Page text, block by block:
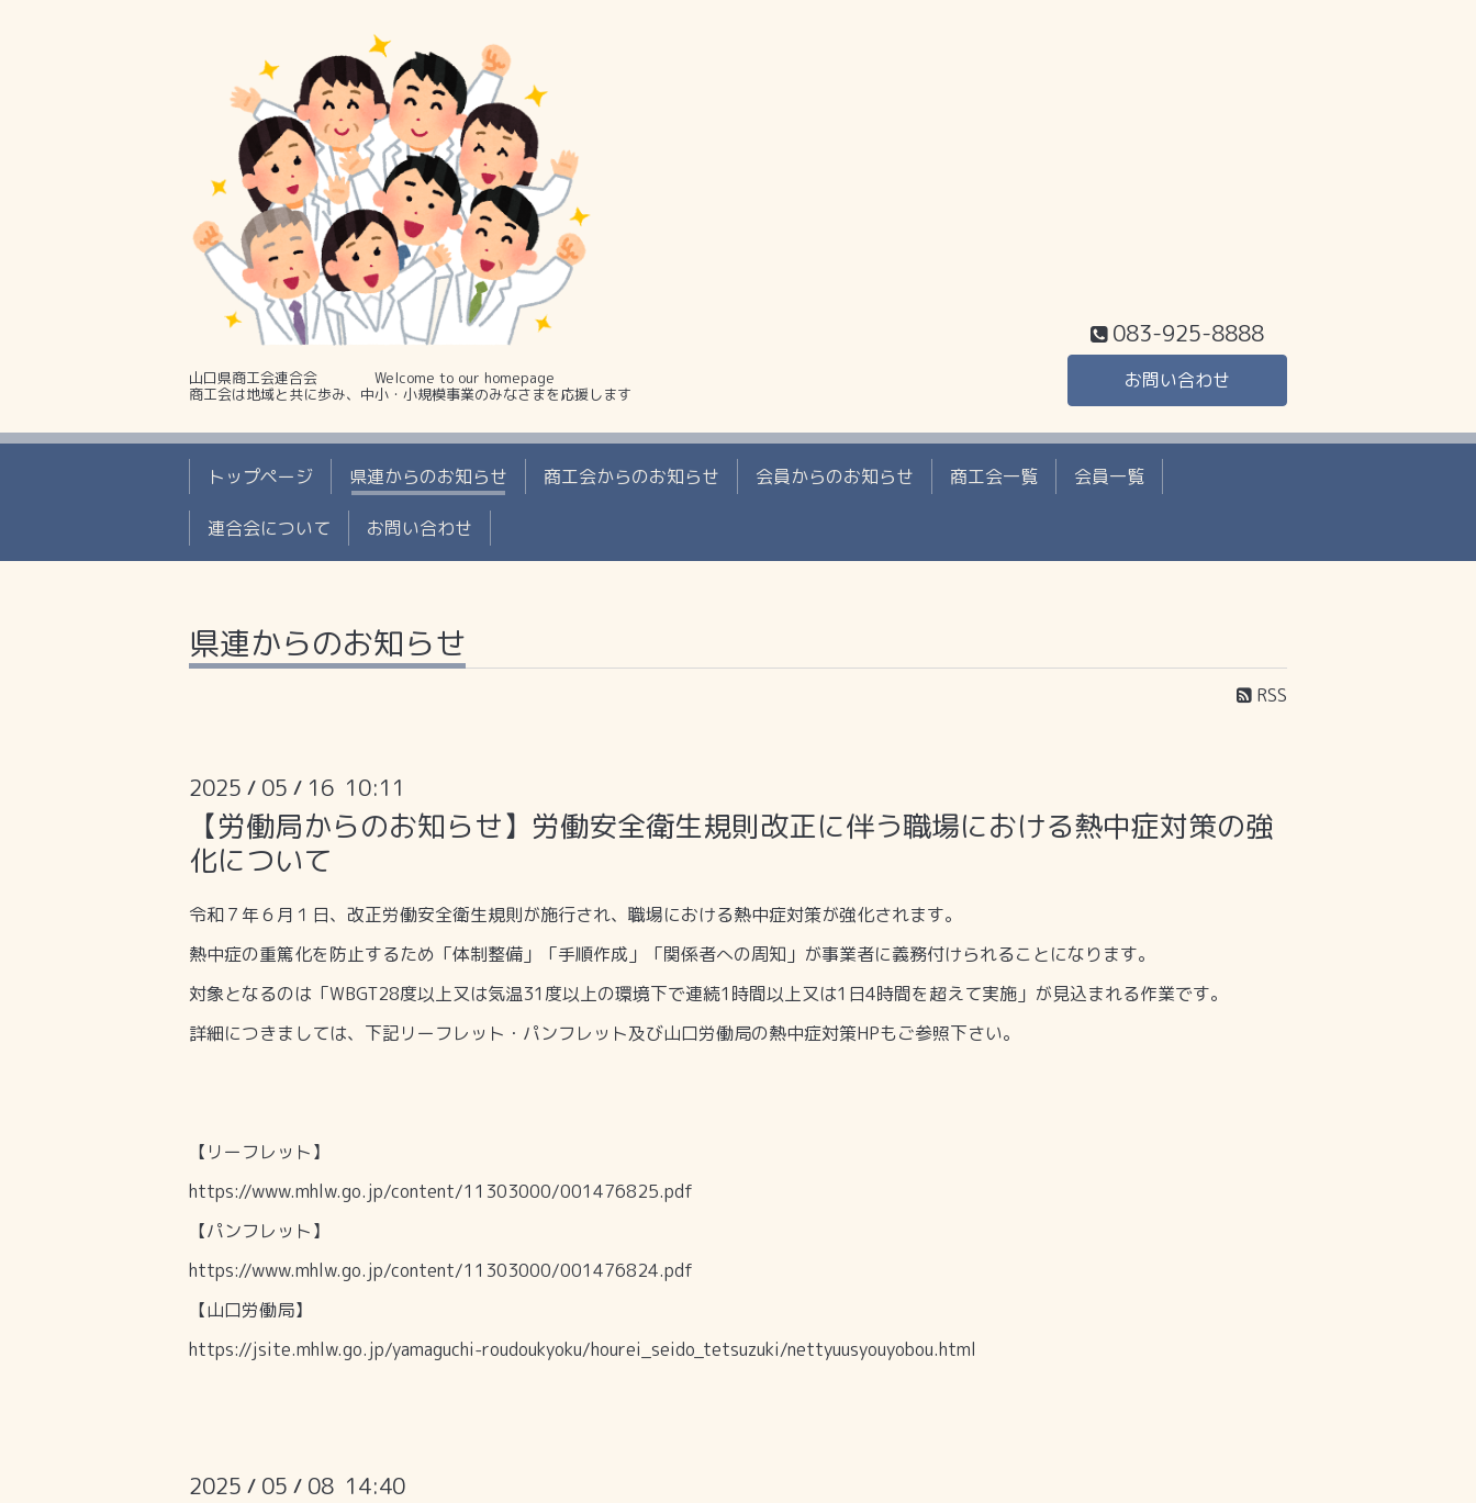
山口県商工会連合会 Welcome to our homepage
商工会は地域と共に歩み、中小・小規模事業のみなさまを応援します
083-925-8888
お問い合わせ
トップページ 県連からのお知らせ 商工会からのお知らせ 会員からのお知らせ 商工会一覧 会員一覧
連合会について お問い合わせ
県連からのお知らせ
RSS
2025 / 05 / 16 10:11
【労働局からのお知らせ】労働安全衛生規則改正に伴う職場における熱中症対策の強
化について
令和７年６月１日、改正労働安全衛生規則が施行され、職場における熱中症対策が強化されます。
熱中症の重篤化を防止するため「体制整備」「手順作成」「関係者への周知」が事業者に義務付けられることになります。
対象となるのは「WBGT28度以上又は気温31 度以上の環境下で連続1 時間以上又は1 日4時間を超えて実施」が見込まれる作業です。
詳細につきましては、下記リーフレット・パンフレット及び山口労働局の熱中症対策HPもご参照下さい。
【リーフレット】
https://www.mhlw.go.jp/content/11303000/001476825.pdf
【パンフレット】
https://www.mhlw.go.jp/content/11303000/001476824.pdf
【山口労働局】
https://jsite.mhlw.go.jp/yamaguchi-roudoukyoku/hourei_seido_tetsuzuki/nettyuusyouyobou.html
2025 / 05 / 08 14:40